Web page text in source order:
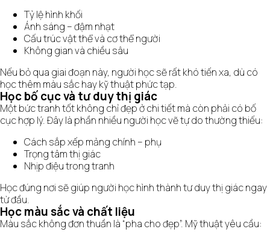
Tỷ lệ hình khối
Ánh sáng – đậm nhạt
Cấu trúc vật thể và cơ thể người
Không gian và chiều sâu
Nếu bỏ qua giai đoạn này, người học sẽ rất khó tiến xa, dù có
học thêm màu sắc hay kỹ thuật phức tạp.
Học bố cục và tư duy thị giác
Một bức tranh tốt không chỉ đẹp ở chi tiết mà còn phải có bố
cục hợp lý. Đây là phần nhiều người học vẽ tự do thường thiếu:
Cách sắp xếp mảng chính – phụ
Trọng tâm thị giác
Nhịp điệu trong tranh
Học đúng nơi sẽ giúp người học hình thành tư duy thị giác ngay
từ đầu.
Học màu sắc và chất liệu
Màu sắc không đơn thuần là “pha cho đẹp”. Mỹ thuật yêu cầu: